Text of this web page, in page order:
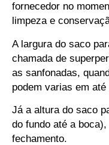
fornecedor no
limpeza e
A largura do saco
chamada de
as sanfonadas,
podem varias em até
Já a altura do saco
do fundo até a
fechamento.